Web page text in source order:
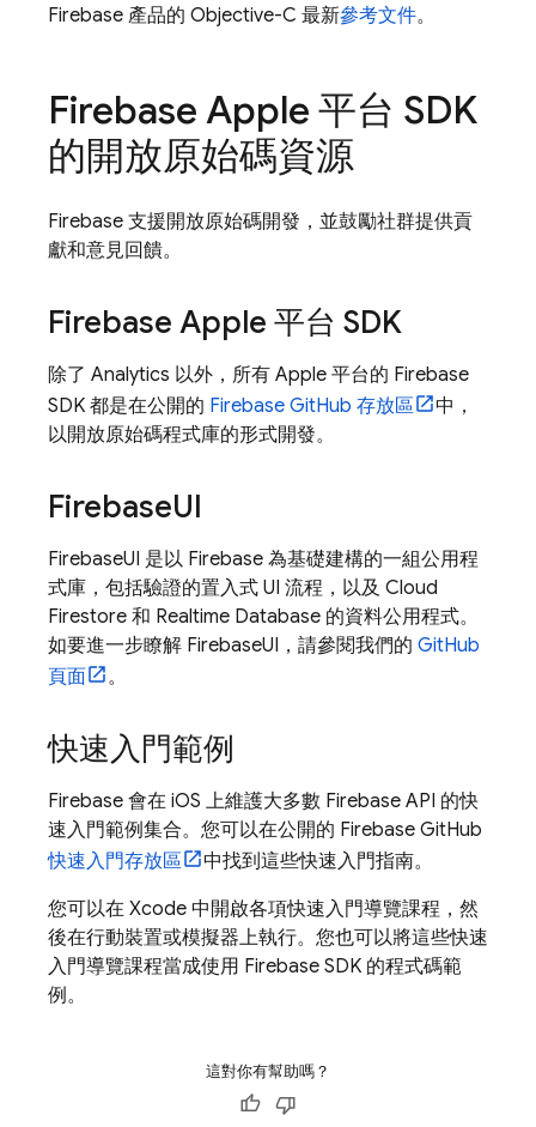
Firebase 產品的 Objective-C 最新參考文件。
Firebase Apple 平台 SDK
的開放原始碼資源
Firebase 支援開放原始碼開發，並鼓勵社群提供貢
獻和意見回饋。
Firebase Apple 平台 SDK
除了 Analytics 以外，所有 Apple 平台的 Firebase
SDK 都是在公開的 Firebase GitHub 存放區
中，
以開放原始碼程式庫的形式開發。
FirebaseUI
FirebaseUI 是以 Firebase 為基礎建構的一組公用程
式庫，包括驗證的置入式 UI 流程，以及 Cloud
Firestore 和 Realtime Database 的資料公用程式。
如要進一步瞭解 FirebaseUI，請參閱我們的 GitHub
頁面
。
快速入門範例
Firebase 會在 iOS 上維護大多數 Firebase API 的快
速入門範例集合。您可以在公開的 Firebase GitHub
快速入門存放區
中找到這些快速入門指南。
您可以在 Xcode 中開啟各項快速入門導覽課程，然
後在行動裝置或模擬器上執行。您也可以將這些快速
入門導覽課程當成使用 Firebase SDK 的程式碼範
例。
這對你有幫助嗎？